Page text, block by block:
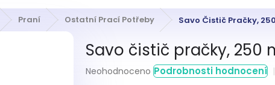
Praní Ostatní Prací Potřeby Savo Čistič Pračky,
Savo čistič pračky, 250
Průměrné
Neohodnoceno Podrobnosti hodnocení